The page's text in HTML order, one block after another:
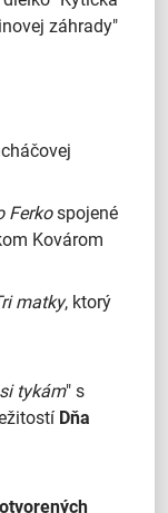
záhrady"
Ferkospojené
Kovárom
matky, ktorý
tykám" s
Dňa